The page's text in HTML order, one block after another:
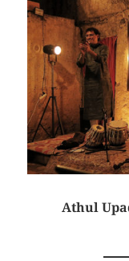
Athul